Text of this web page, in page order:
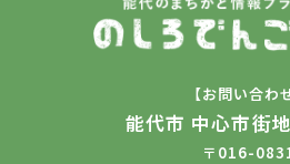
【お問い合わ
能代市 中心市街
〒016-